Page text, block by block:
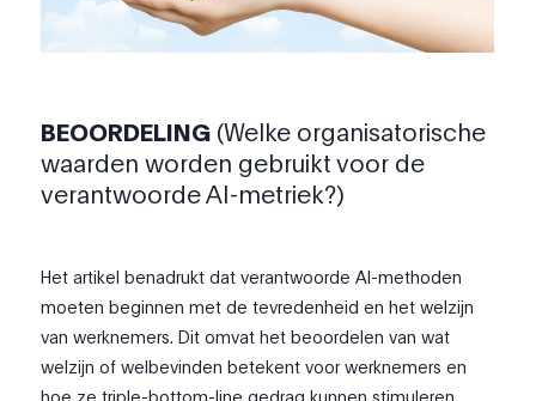
BEOORDELING (Welke organisatorische
waarden worden gebruikt voor de
verantwoorde AI-metriek?)
Het artikel benadrukt dat verantwoorde AI-methoden
moeten beginnen met de tevredenheid en het welzijn
van werknemers. Dit omvat het beoordelen van wat
welzijn of welbevinden betekent voor werknemers en
hoe ze triple-bottom-line gedrag kunnen stimuleren